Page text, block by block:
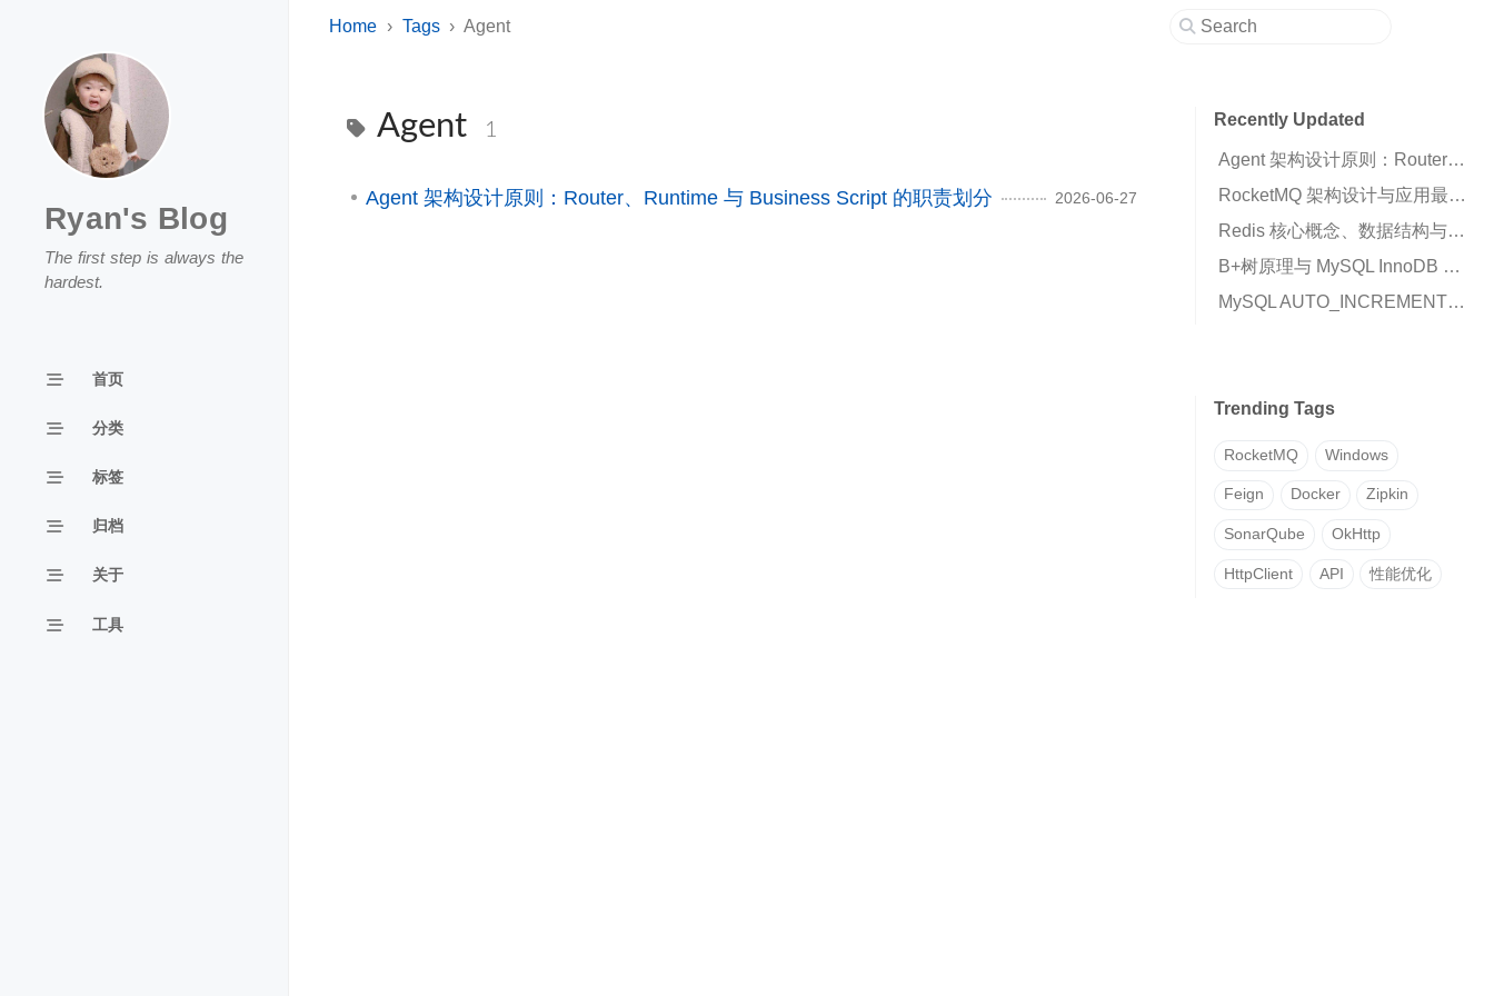
Ryan's Blog
The first step is always the
hardest.
首页
分类
标签
归档
关于
工具
Home Tags Agent
Agent 1
Agent 架构设计原则：Router、Runtime 与 Business Script 的职责划分 2026-06-27
Recently Updated
Agent 架构设计原则：Router、Runtime 与 Business Script 的职责划分
RocketMQ 架构设计与应用最佳实践：高可用消息队列核心解析
Redis 核心概念、数据结构与高可用架构详解
B+树原理与 MySQL InnoDB 索引机制解析
MySQL AUTO_INCREMENT 插入 0 变成自增值的原因与解决方案
Trending Tags
RocketMQ Windows
Feign Docker Zipkin
SonarQube OkHttp
HttpClient API 性能优化